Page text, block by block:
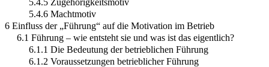
5.4.6 Machtmotiv
6 Einfluss der „Führung“ auf die Motivation im Betrieb
6.1 Führung – wie entsteht sie und was ist das eigentlich?
6.1.1 Die Bedeutung der betrieblichen Führung
6.1.2 Voraussetzungen betrieblicher Führung